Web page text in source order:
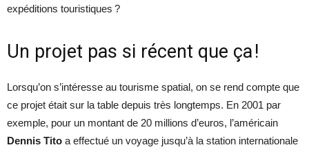
expéditions touristiques ?
Un projet pas si récent que ça !
Lorsqu’on s’intéresse au tourisme spatial, on se rend compte que
ce projet était sur la table depuis très longtemps. En 2001 par
exemple, pour un montant de 20 millions d’euros, l’américain
Dennis Tito a effectué un voyage jusqu’à la station internationale